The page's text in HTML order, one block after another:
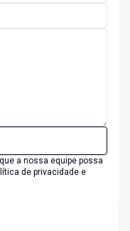
a nossa equipe possa
de privacidade e